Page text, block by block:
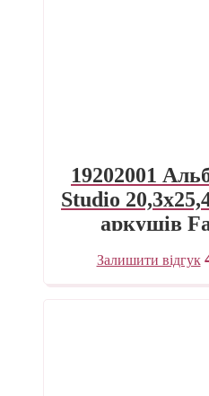
19202001
Studio
аркушів
Залишити відгук